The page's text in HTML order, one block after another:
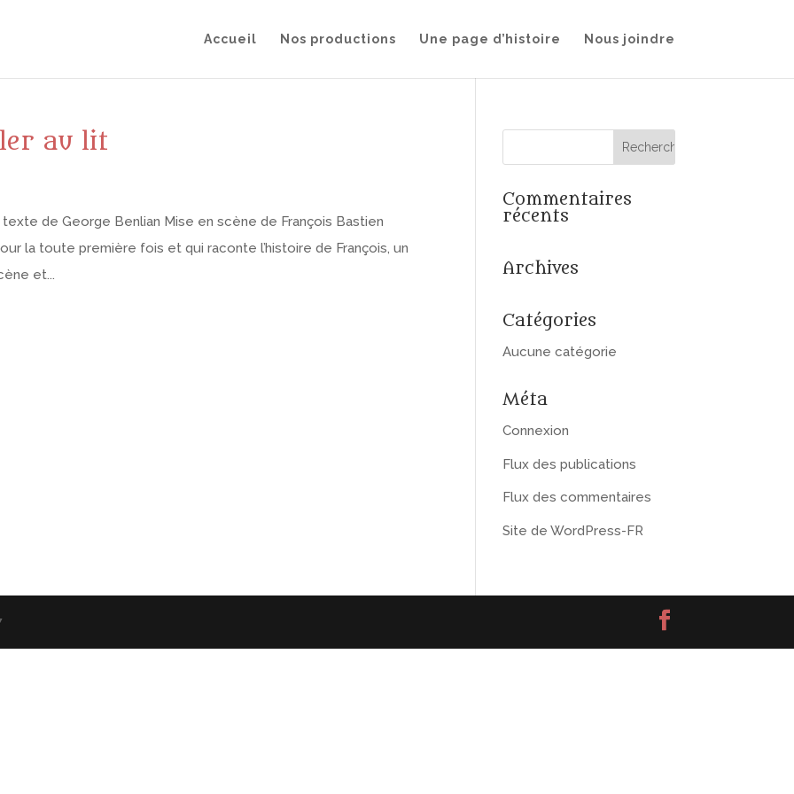
Accueil Nos productions Une page d’histoire Nous joindre
au lit
texte de George Benlian Mise en scène de François Bastien
la toute première fois et qui raconte l’histoire de François, un
et...
Commentaires
récents
Archives
Catégories
Aucune catégorie
Méta
Connexion
Flux des publications
Flux des commentaires
Site de WordPress-FR